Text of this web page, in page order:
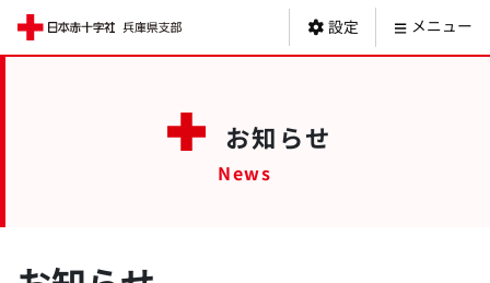
日本赤十字社
設定 メニュー
お知らせ